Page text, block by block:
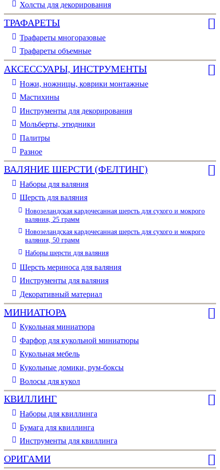
Холсты для декорирования
ТРАФАРЕТЫ
Трафареты многоразовые
Трафареты объемные
АКСЕССУАРЫ, ИНСТРУМЕНТЫ
Ножи, ножницы, коврики монтажные
Мастихины
Инструменты для декорирования
Мольберты, этюдники
Палитры
Разное
ВАЛЯНИЕ ШЕРСТИ (ФЕЛТИНГ)
Наборы для валяния
Шерсть для валяния
Новозеландская кардочесанная шерсть для сухого и мокрого
валяния, 25 грамм
Новозеландская кардочесанная шерсть для сухого и мокрого
валяния, 50 грамм
Наборы шерсти для валяния
Шерсть мериноса для валяния
Инструменты для валяния
Декоративный материал
МИНИАТЮРА
Кукольная миниатюра
Фарфор для кукольной миниатюры
Кукольная мебель
Кукольные домики, рум-боксы
Волосы для кукол
КВИЛЛИНГ
Наборы для квиллинга
Бумага для квиллинга
Инструменты для квиллинга
ОРИГАМИ